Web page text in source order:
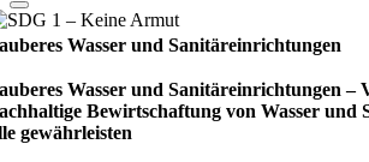
Wasser und Sanitäreinrichtungen
Wasser und Sanitäreinrichtungen –
Bewirtschaftung von Wasser und
gewährleisten